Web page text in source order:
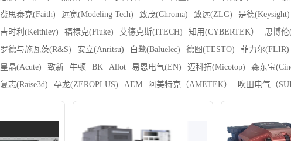
费思泰克(Faith)
远宽(Modeling Tech) 致茂(Chroma) 致远(ZLG) 是德(Keysight)
吉时利(Keithley)
福禄克(Fluke) 艾德克斯(ITECH) 知用(CYBERTEK）
思博伦
罗德与施瓦茨(R&S)
安立(Anritsu) 白鹭(Baluelec) 德图(TESTO) 菲力尔(FLIR)
皇晶(Acute)
致新 牛顿 BK Allot 易恩电气(EN) 迈科拓(Micotop)
森东宝
复志(Raise3d)
孕龙(ZEROPLUS) AEM 阿美特克（AMETEK） 吹田电气（